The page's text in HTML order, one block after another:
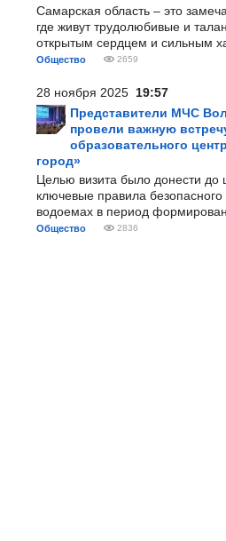
Самарская область – это
где живут трудолюбивые и
открытым сердцем и сильным
Общество 2659
28 ноября 2025 19:57
Представители МЧС
провели важную
образовательного
город»
Целью визита было донести до
ключевые правила
водоемах в период
Общество 2836